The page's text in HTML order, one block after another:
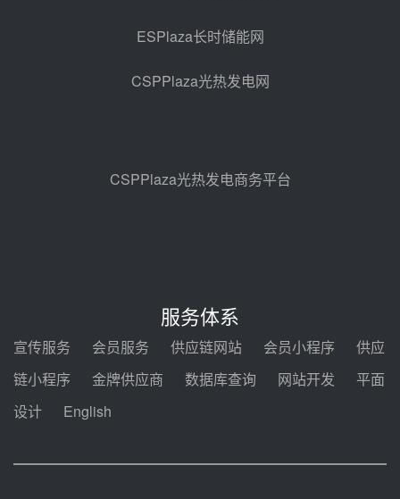
昊森机电中标新疆华电天山北麓基
地100MW光热发电工程EPC总承
包项目熔盐介质超声波流量计采购
前天 08-05 17:09
前天 08-05 14:48
2026-2029年熔盐介质框架协议
中能建华中试研院中标重能新疆
100MW光热项目机组调试及性能
规模化助力构建绿色低碳电力供给
ESPlaza长时储能网
CSPPlaza光热发电网
CSPPlaza光热发电商务平台
服务体系
宣传服务 会员服务 供应链网站 会员小程序
供应
链小程序
金牌供应商 数据库查询 网站开发
平面
设计
English